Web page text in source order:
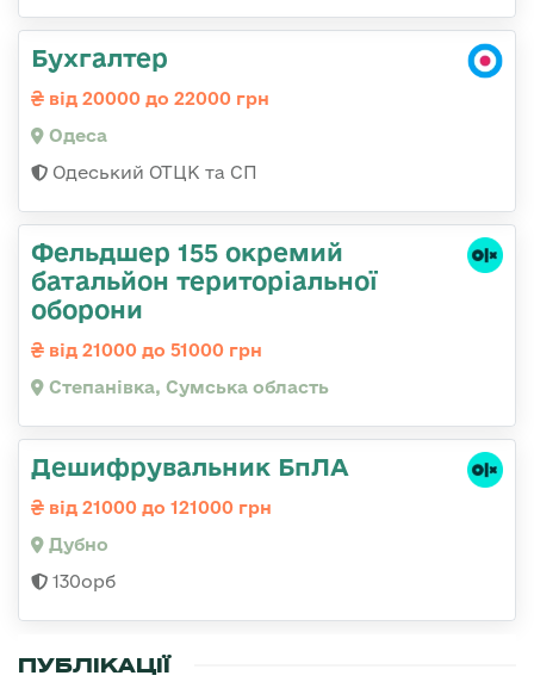
Бухгалтер
від 20000 до 22000 грн
Одеса
Одеський ОТЦК та СП
Фельдшер 155 окремий
батальйон територіальної
оборони
від 21000 до 51000 грн
Степанівка, Сумська область
Дешифрувальник БпЛА
від 21000 до 121000 грн
Дубно
130орб
ПУБЛІКАЦІЇ